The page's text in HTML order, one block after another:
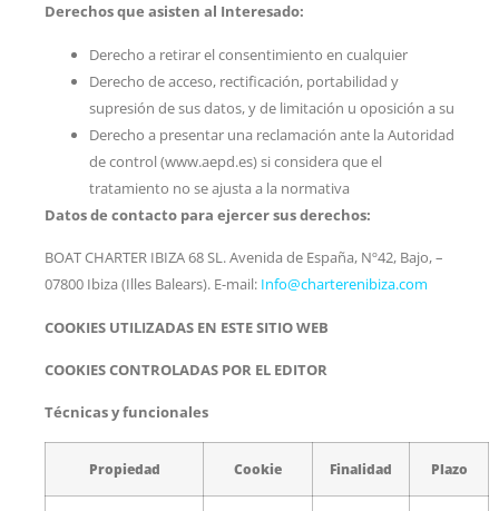
Derechos que asisten al Interesado:
Derecho a retirar el consentimiento en cualquier
Derecho de acceso, rectificación, portabilidad y
supresión de sus datos, y de limitación u oposición a su
Derecho a presentar una reclamación ante la Autoridad
de control (www.aepd.es) si considera que el
tratamiento no se ajusta a la normativa
Datos de contacto para ejercer sus derechos:
BOAT CHARTER IBIZA 68 SL. Avenida de España, Nº42, Bajo, –
07800 Ibiza (Illes Balears). E-mail: Info@charterenibiza.com
COOKIES UTILIZADAS EN ESTE SITIO WEB
COOKIES CONTROLADAS POR EL EDITOR
Técnicas y funcionales
Propiedad Cookie Finalidad Plazo